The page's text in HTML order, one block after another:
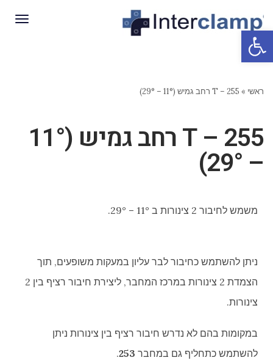
ראשי » 255 – T רחב גמיש (11° – 29°)
255 – T רחב גמיש (11°
– 29°)
משמש לחיבור 2 צינורות ב 11° – 29°.
ניתן להשתמש כחיבור לבר עליון במעקות משופעים, תוך
הצמדת 2 צינורות במרכז המחבר, ליצירת חיבור רציף בין 2
צינורות.
במקומות בהם לא נדרש חיבור רציף בין צינורות ניתן
להשתמש כתחליף גם במחבר 253
.
פתח סרגל נגישות